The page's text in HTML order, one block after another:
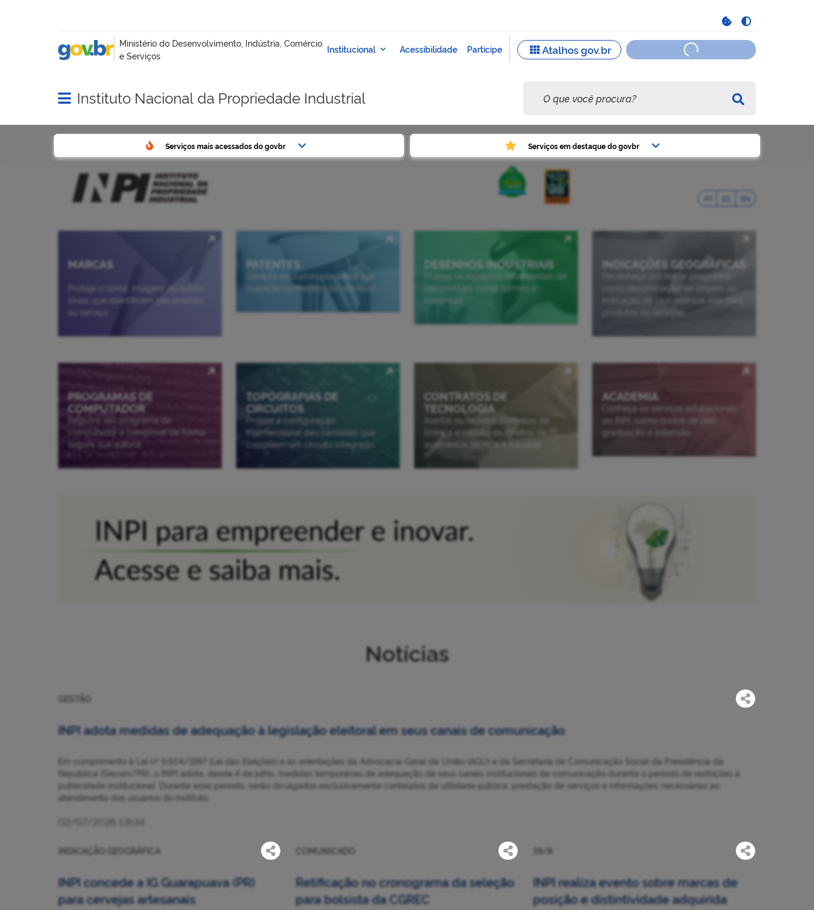
Abrir menu principal de navegação
Instituto Nacional da Propriedade Industrial
Serviços mais acessados do govbr Serviços em destaque do govbr
PT ES EN
MARCAS
Proteja o nome, imagem ou outros
sinais que identificam seu produto
ou serviço
PATENTES
Garanta exclusividade sobre sua
invenção ou modelo de utilidade
DESENHOS INDUSTRIAIS
Proteja os aspectos ornamentais de
seu produto, como formas e
estampas
INDICAÇÕES GEOGRÁFICAS
Reconheça um nome geográfico
como denominação de origem ou
indicação de procedência seja para
PROGRAMAS DE
COMPUTADOR
Registre seu programa de
computador e comprove de forma
segura sua autoria
TOPOGRAFIAS DE
CIRCUITOS
Proteja a configuração
tridimensional das camadas que
compõem um circuito integrado
CONTRATOS DE
TECNOLOGIA
Averbe ou registre contratos de
licença e cessão de direitos de PI,
assistência técnica e franquia
ACADEMIA
Conheça os serviços educacionais
do INPI, como cursos de pós-
graduação e extensão
Notícias
GESTÃO
INPI adota medidas de adequação à legislação eleitoral em seus canais de comunicação
Em cumprimento à Lei nº 9.504/1997 (Lei das Eleições) e às orientações da Advocacia-Geral da União (AGU) e da Secretaria de Comunicação Social da Presidência da
República (Secom/PR), o INPI adota, desde 4 de julho, medidas temporárias de adequação de seus canais institucionais de comunicação durante o período de restrições à
publicidade institucional. Durante esse período, serão divulgados exclusivamente conteúdos de utilidade pública, prestação de serviços e informações necessárias ao
atendimento dos usuários do Instituto.
02/07/2026 13h34
INDICAÇÃO GEOGRÁFICA
INPI concede a IG Guarapuava (PR)
para cervejas artesanais
COMUNICADO
Retificação no cronograma da seleção
para bolsista da CGREC
19/8
INPI realiza evento sobre marcas de
posição e distintividade adquirida